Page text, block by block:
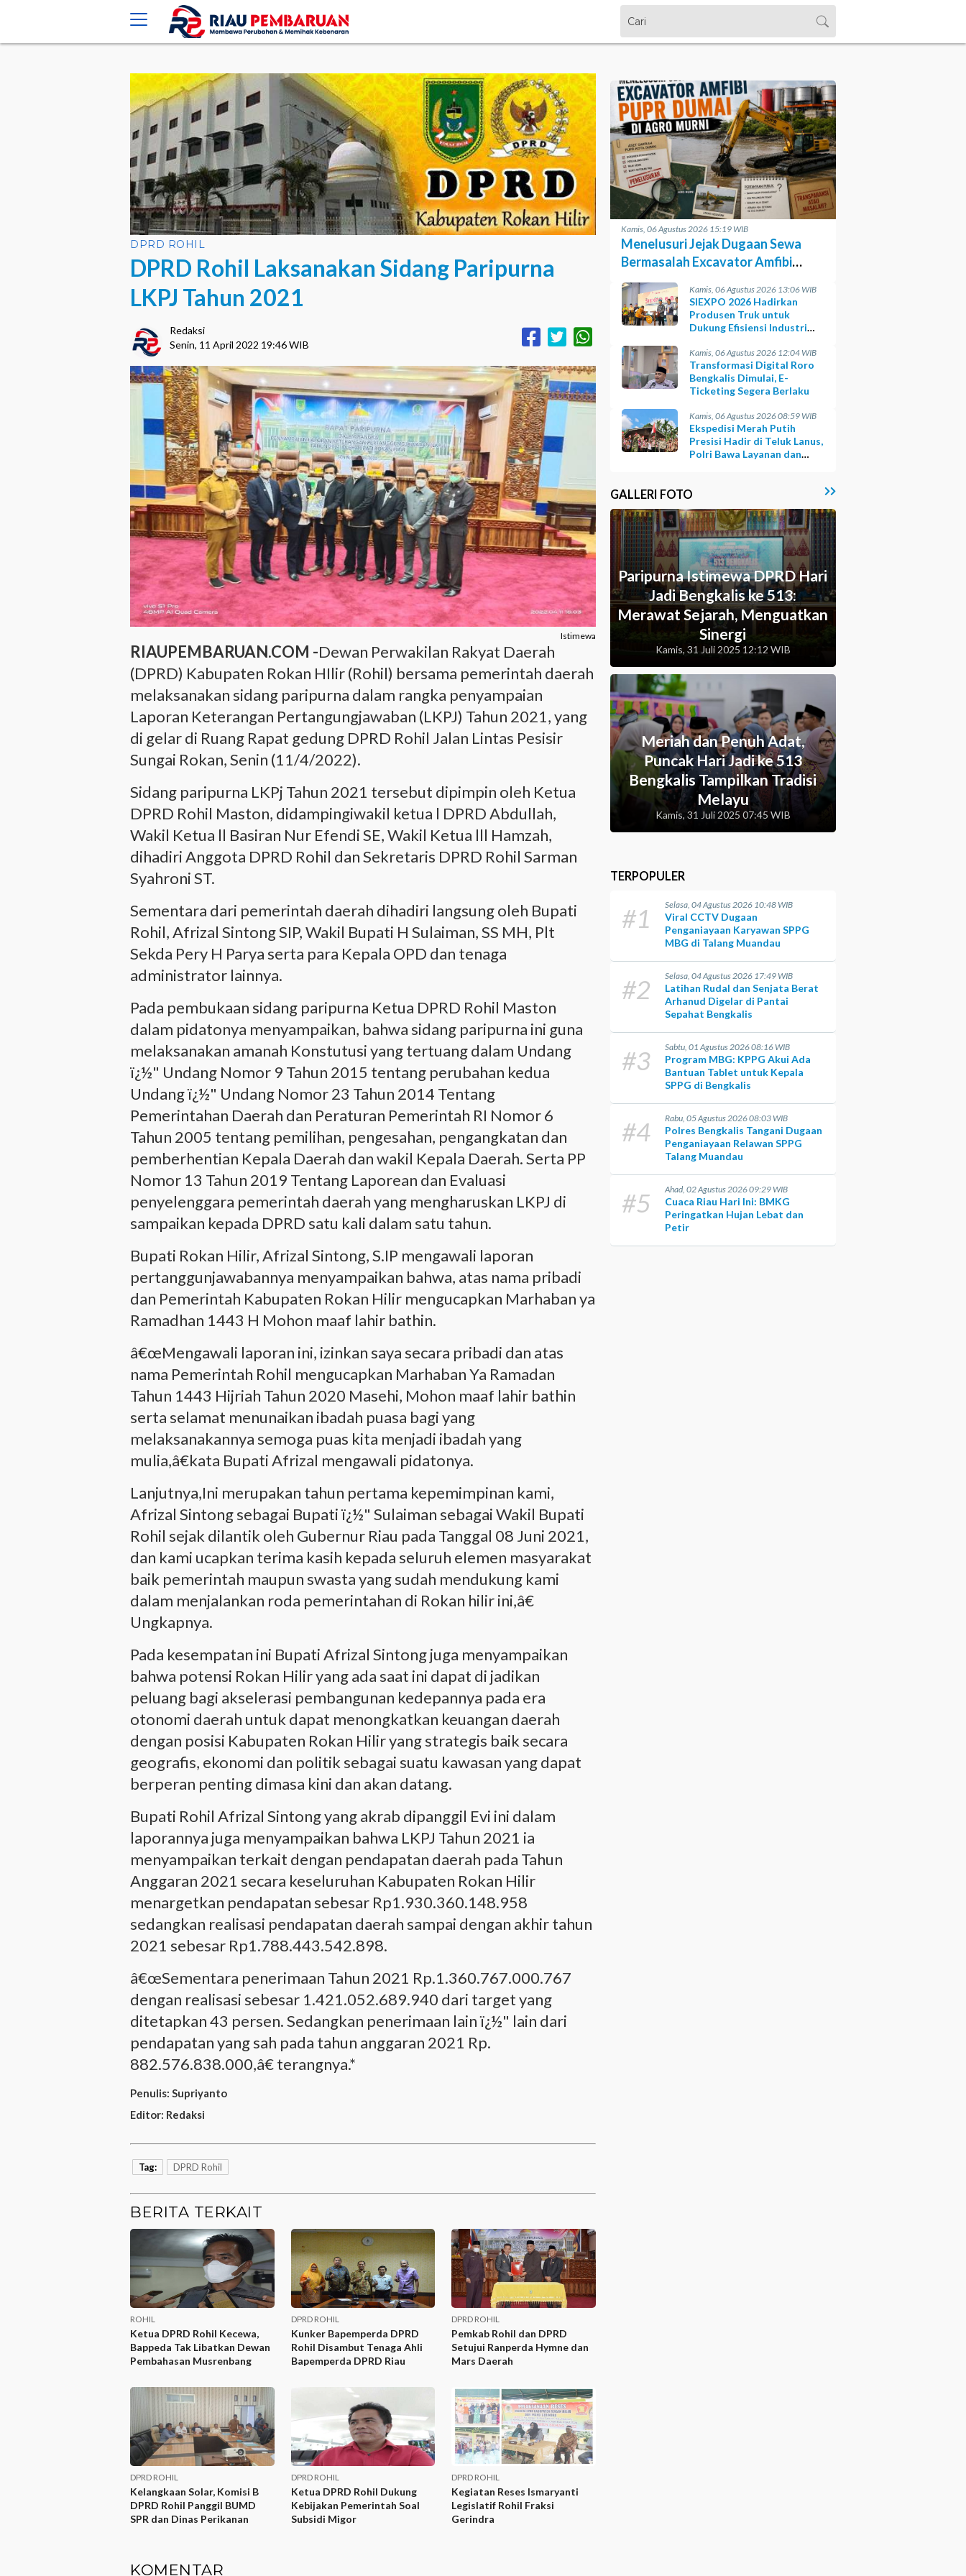
DPRD ROHIL
DPRD Rohil Laksanakan Sidang Paripurna
LKPJ Tahun 2021
Redaksi
Senin, 11 April 2022 19:46 WIB
Istimewa
RIAUPEMBARUAN.COM -Dewan Perwakilan Rakyat Daerah
(DPRD) Kabupaten Rokan HIlir (Rohil) bersama pemerintah daerah
melaksanakan sidang paripurna dalam rangka penyampaian
Laporan Keterangan Pertangungjawaban (LKPJ) Tahun 2021, yang
di gelar di Ruang Rapat gedung DPRD Rohil Jalan Lintas Pesisir
Sungai Rokan, Senin (11/4/2022).
Sidang paripurna LKPj Tahun 2021 tersebut dipimpin oleh Ketua
DPRD Rohil Maston, didampingiwakil ketua l DPRD Abdullah,
Wakil Ketua ll Basiran Nur Efendi SE, Wakil Ketua lll Hamzah,
dihadiri Anggota DPRD Rohil dan Sekretaris DPRD Rohil Sarman
Syahroni ST.
Sementara dari pemerintah daerah dihadiri langsung oleh Bupati
Rohil, Afrizal Sintong SIP, Wakil Bupati H Sulaiman, SS MH, Plt
Sekda Pery H Parya serta para Kepala OPD dan tenaga
administrator lainnya.
Pada pembukaan sidang paripurna Ketua DPRD Rohil Maston
dalam pidatonya menyampaikan, bahwa sidang paripurna ini guna
melaksanakan amanah Konstutusi yang tertuang dalam Undang
ï¿½" Undang Nomor 9 Tahun 2015 tentang perubahan kedua
Undang ï¿½" Undang Nomor 23 Tahun 2014 Tentang
Pemerintahan Daerah dan Peraturan Pemerintah RI Nomor 6
Tahun 2005 tentang pemilihan, pengesahan, pengangkatan dan
pemberhentian Kepala Daerah dan wakil Kepala Daerah. Serta PP
Nomor 13 Tahun 2019 Tentang Laporean dan Evaluasi
penyelenggara pemerintah daerah yang mengharuskan LKPJ di
sampaikan kepada DPRD satu kali dalam satu tahun.
Bupati Rokan Hilir, Afrizal Sintong, S.IP mengawali laporan
pertanggunjawabannya menyampaikan bahwa, atas nama pribadi
dan Pemerintah Kabupaten Rokan Hilir mengucapkan Marhaban ya
Ramadhan 1443 H Mohon maaf lahir bathin.
â€œMengawali laporan ini, izinkan saya secara pribadi dan atas
nama Pemerintah Rohil mengucapkan Marhaban Ya Ramadan
Tahun 1443 Hijriah Tahun 2020 Masehi, Mohon maaf lahir bathin
serta selamat menunaikan ibadah puasa bagi yang
melaksanakannya semoga puas kita menjadi ibadah yang
mulia,â€kata Bupati Afrizal mengawali pidatonya.
Lanjutnya,Ini merupakan tahun pertama kepemimpinan kami,
Afrizal Sintong sebagai Bupati ï¿½" Sulaiman sebagai Wakil Bupati
Rohil sejak dilantik oleh Gubernur Riau pada Tanggal 08 Juni 2021,
dan kami ucapkan terima kasih kepada seluruh elemen masyarakat
baik pemerintah maupun swasta yang sudah mendukung kami
dalam menjalankan roda pemerintahan di Rokan hilir ini,â€
Ungkapnya.
Pada kesempatan ini Bupati Afrizal Sintong juga menyampaikan
bahwa potensi Rokan Hilir yang ada saat ini dapat di jadikan
peluang bagi akselerasi pembangunan kedepannya pada era
otonomi daerah untuk dapat menongkatkan keuangan daerah
dengan posisi Kabupaten Rokan Hilir yang strategis baik secara
geografis, ekonomi dan politik sebagai suatu kawasan yang dapat
berperan penting dimasa kini dan akan datang.
Bupati Rohil Afrizal Sintong yang akrab dipanggil Evi ini dalam
laporannya juga menyampaikan bahwa LKPJ Tahun 2021 ia
menyampaikan terkait dengan pendapatan daerah pada Tahun
Anggaran 2021 secara keseluruhan Kabupaten Rokan Hilir
menargetkan pendapatan sebesar Rp1.930.360.148.958
sedangkan realisasi pendapatan daerah sampai dengan akhir tahun
2021 sebesar Rp1.788.443.542.898.
â€œSementara penerimaan Tahun 2021 Rp.1.360.767.000.767
dengan realisasi sebesar 1.421.052.689.940 dari target yang
ditetapkan 43 persen. Sedangkan penerimaan lain ï¿½" lain dari
pendapatan yang sah pada tahun anggaran 2021 Rp.
882.576.838.000,â€ terangnya.*
Penulis:Supriyanto
Editor: Redaksi
Tag: DPRD Rohil
BERITA TERKAIT
ROHIL
Ketua DPRD Rohil Kecewa,
Bappeda Tak Libatkan Dewan
Pembahasan Musrenbang
DPRD ROHIL
Kunker Bapemperda DPRD
Rohil Disambut Tenaga Ahli
Bapemperda DPRD Riau
DPRD ROHIL
Pemkab Rohil dan DPRD
Setujui Ranperda Hymne dan
Mars Daerah
DPRD ROHIL
Kelangkaan Solar, Komisi B
DPRD Rohil Panggil BUMD
SPR dan Dinas Perikanan
DPRD ROHIL
Ketua DPRD Rohil Dukung
Kebijakan Pemerintah Soal
Subsidi Migor
DPRD ROHIL
Kegiatan Reses Ismaryanti
Legislatif Rohil Fraksi
Gerindra
KOMENTAR
Kamis, 06 Agustus 2026 15:19 WIB
Menelusuri Jejak Dugaan Sewa
Bermasalah Excavator Amfibi
PUPR Dumai di Agro Murni
Kamis, 06 Agustus 2026 13:06 WIB
SIEXPO 2026 Hadirkan
Produsen Truk untuk
Dukung Efisiensi Industri
Kamis, 06 Agustus 2026 12:04 WIB
Transformasi Digital Roro
Bengkalis Dimulai, E-
Ticketing Segera Berlaku
Kamis, 06 Agustus 2026 08:59 WIB
Ekspedisi Merah Putih
Presisi Hadir di Teluk Lanus,
Polri Bawa Layanan dan
GALLERI FOTO
Paripurna Istimewa DPRD Hari
Jadi Bengkalis ke 513:
Merawat Sejarah, Menguatkan
Sinergi
Kamis, 31 Juli 2025 12:12 WIB
Meriah dan Penuh Adat,
Puncak Hari Jadi ke 513
Bengkalis Tampilkan Tradisi
Melayu
Kamis, 31 Juli 2025 07:45 WIB
TERPOPULER
#1 Selasa, 04 Agustus 2026 10:48 WIB
Viral CCTV Dugaan
Penganiayaan Karyawan SPPG
MBG di Talang Muandau
#2 Selasa, 04 Agustus 2026 17:49 WIB
Latihan Rudal dan Senjata Berat
Arhanud Digelar di Pantai
Sepahat Bengkalis
#3 Sabtu, 01 Agustus 2026 08:16 WIB
Program MBG: KPPG Akui Ada
Bantuan Tablet untuk Kepala
SPPG di Bengkalis
#4 Rabu, 05 Agustus 2026 08:03 WIB
Polres Bengkalis Tangani Dugaan
Penganiayaan Relawan SPPG
Talang Muandau
#5 Ahad, 02 Agustus 2026 09:29 WIB
Cuaca Riau Hari Ini: BMKG
Peringatkan Hujan Lebat dan
Petir